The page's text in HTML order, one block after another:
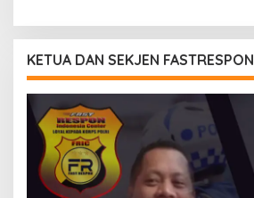
KETUA DAN SEKJEN FASTRESPON